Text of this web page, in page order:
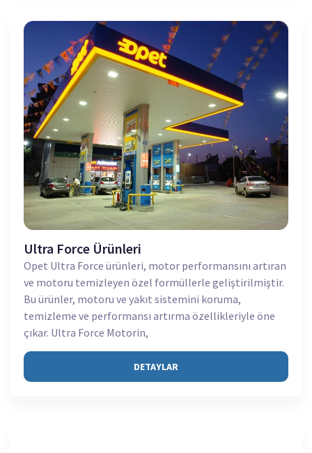
Ultra Force Ürünleri
Opet Ultra Force ürünleri, motor performansını artıran
ve motoru temizleyen özel formüllerle geliştirilmiştir.
Bu ürünler, motoru ve yakıt sistemini koruma,
temizleme ve performansı artırma özellikleriyle öne
çıkar. Ultra Force Motorin,
DETAYLAR